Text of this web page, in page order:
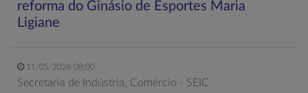
reforma do Ginásio de Esportes Maria
Ligiane
11/05/2026 08:00
Secretaria de Indústria, Comércio - SEIC